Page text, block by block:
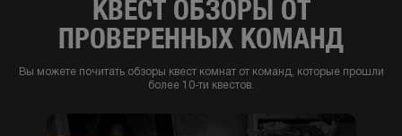
КВЕСТ ОБЗОРЫ ОТ
ПРОВЕРЕННЫХ КОМАНД
Вы можете почитать обзоры квест комнат от команд, которые прошли
более 10-ти квестов.